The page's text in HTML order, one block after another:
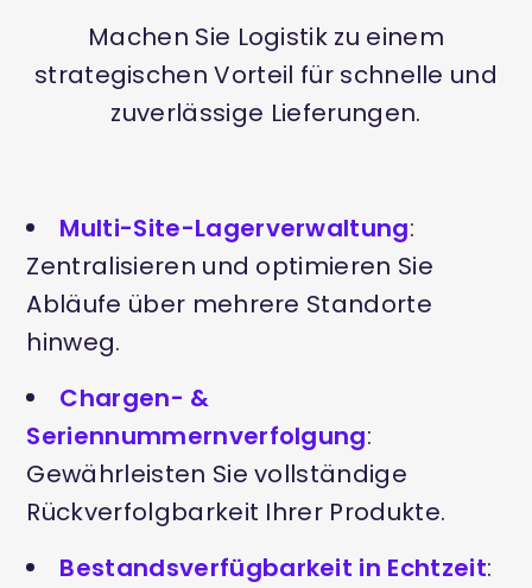
Machen Sie Logistik zu einem
strategischen Vorteil für schnelle und
zuverlässige Lieferungen.
Multi-Site-Lagerverwaltung:
Zentralisieren und optimieren Sie
Abläufe über mehrere Standorte
hinweg.
Chargen- &
Seriennummernverfolgung:
Gewährleisten Sie vollständige
Rückverfolgbarkeit Ihrer Produkte.
Bestandsverfügbarkeit in Echtzeit: